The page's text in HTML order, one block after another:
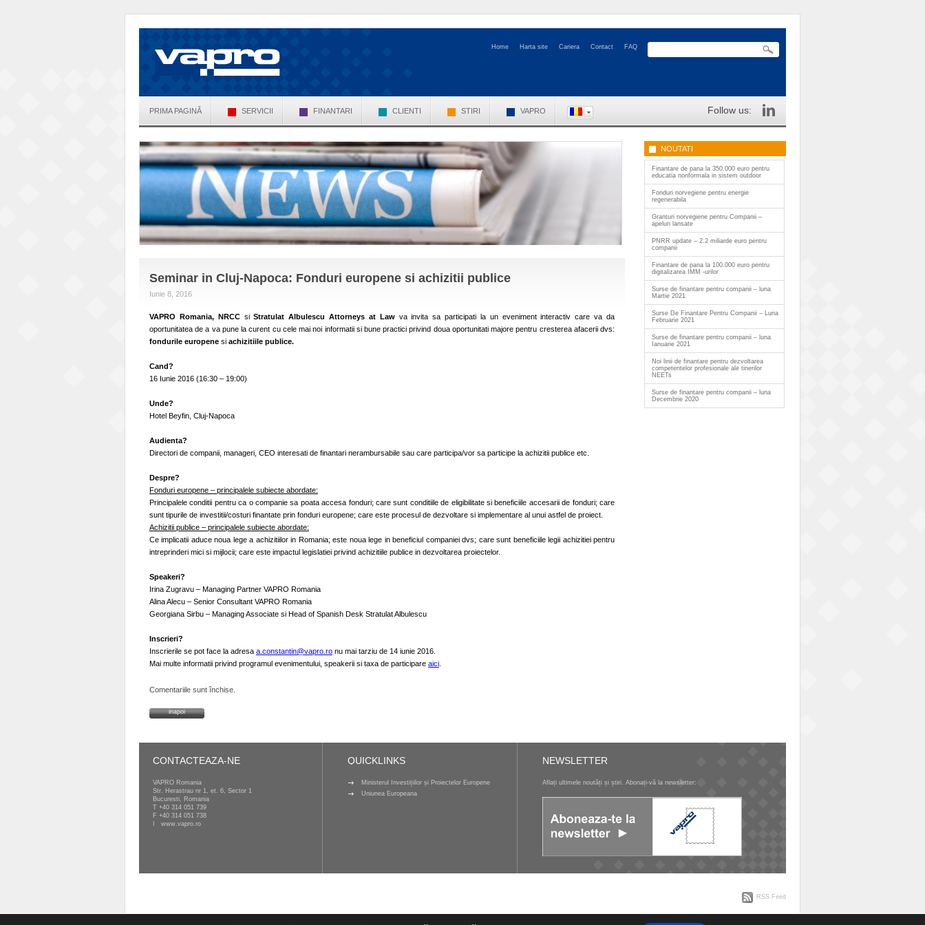
Home Harta site Cariera Contact FAQ
PRIMA PAGINĂ SERVICII FINANTARI CLIENTI STIRI VAPRO Follow us:
Seminar in Cluj-Napoca: Fonduri europene si achizitii publice
Iunie 8, 2016
VAPRO Romania, NRCCsiStratulat Albulescu Attorneys at Lawva invita sa participati la un eveniment interactiv care va da
oportunitatea de a va pune la curent cu cele mai noi informatii si bune practici privind doua oportunitati majore pentru cresterea afacerii dvs:
fondurile europene si achizitiile publice.
Cand?
16 Iunie 2016 (16:30 – 19:00)
Unde?
Hotel Beyfin, Cluj-Napoca
Audienta?
Directori de companii, manageri, CEO interesati de finantari nerambursabile sau care participa/vor sa participe la achizitii publice etc.
Despre?
Fonduri europene – principalele subiecte abordate:
Principalele conditii pentru ca o companie sa poata accesa fonduri; care sunt conditiile de eligibilitate si beneficiile accesarii de fonduri; care
sunt tipurile de investitii/costuri finantate prin fonduri europene; care este procesul de dezvoltare si implementare al unui astfel de proiect.
Achizitii publice – principalele subiecte abordate:
Ce implicatii aduce noua lege a achizitiilor in Romania; este noua lege in beneficiul companiei dvs; care sunt beneficiile legii achizitiei pentru
intreprinderi mici si mijlocii; care este impactul legislatiei privind achizitiile publice in dezvoltarea proiectelor.
Speakeri?
Irina Zugravu – Managing Partner VAPRO Romania
Alina Alecu – Senior Consultant VAPRO Romania
Georgiana Sirbu – Managing Associate si Head of Spanish Desk Stratulat Albulescu
Inscrieri?
Inscrierile se pot face la adresa a.constantin@vapro.ro nu mai tarziu de 14 iunie 2016.
Mai multe informatii privind programul evenimentului, speakerii si taxa de participare aici
Comentariile sunt închise.
inapoi
NOUTATI
Finantare de pana la 350.000 euro pentru
educatia nonformala in sistem outdoor
Fonduri norvegiene pentru energie
regenerabila
Granturi norvegiene pentru Companii –
apeluri lansate
PNRR update – 2.2 miliarde euro pentru
companii
Finantare de pana la 100.000 euro pentru
digitalizarea IMM -urilor
Surse de finantare pentru companii – luna
Martie 2021
Surse De Finantare Pentru Companii – Luna
Februarie 2021
Surse de finantare pentru companii – luna
Ianuarie 2021
Noi linii de finantare pentru dezvoltarea
competentelor profesionale ale tinerilor
NEETs
Surse de finantare pentru companii – luna
Decembrie 2020
CONTACTEAZA-NE
VAPRO Romania
Str. Herastrau nr 1, et. 6, Sector 1
Bucuresti, Romania
T +40 314 051 739
F +40 314 051 738
www.vapro.ro
QUICKLINKS
Ministerul Investițiilor și Proiectelor Europene
Uniunea Europeana
NEWSLETTER
Aflați ultimele noutăți și știri. Abonați-vă la newsletter:
RSS Feed